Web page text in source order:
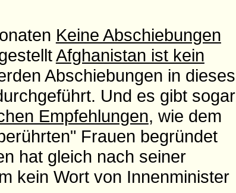
Keine Abschiebungen
Afghanistan ist kein
Abschiebungen in dieses
Und es gibt sogar
Empfehlungen, wie dem
Frauen begründet
hat gleich nach seiner
kein Wort von Innenminister